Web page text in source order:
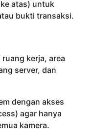
atas) untuk
bukti transaksi.
ruang kerja, area
server, dan
dengan akses
agar hanya
kamera.